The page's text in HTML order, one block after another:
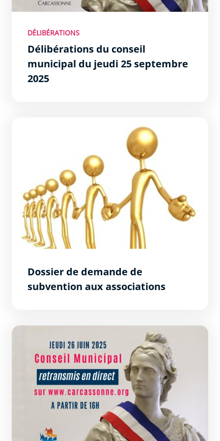
DÉLIBÉRATIONS
Délibérations du conseil
municipal du jeudi 25 septembre
2025
Dossier de demande de
subvention aux associations
Délibérations du conseil municipal du jeudi 26 juin 2025